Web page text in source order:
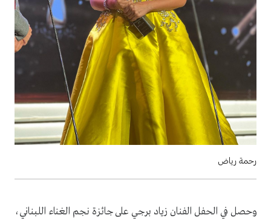
رحمة رياض
وحصل في الحفل الفنان زياد برجي على جائزة نجم الغناء اللبناني،